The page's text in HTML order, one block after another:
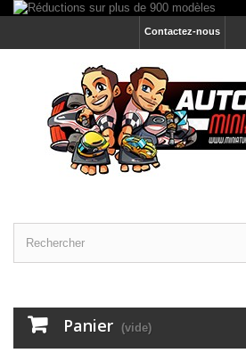
Contactez-nous
Panier (vide)